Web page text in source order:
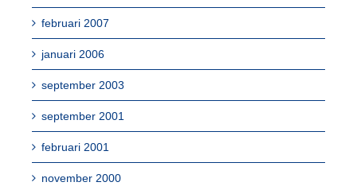
februari 2007
januari 2006
september 2003
september 2001
februari 2001
november 2000